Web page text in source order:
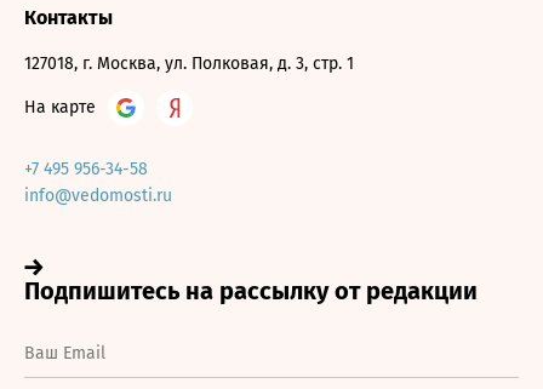
Контакты
127018, г. Москва, ул. Полковая, д. 3, стр. 1
На карте
+7 495 956-34-58
info@vedomosti.ru